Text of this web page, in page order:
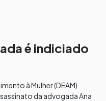
é indiciado
à Mulher (DEAM)
da advogada Ana